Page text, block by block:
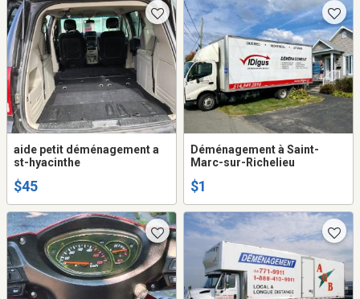
aide petit déménagement a
st-hyacinthe
$45
Déménagement à Saint-
Marc-sur-Richelieu
$1